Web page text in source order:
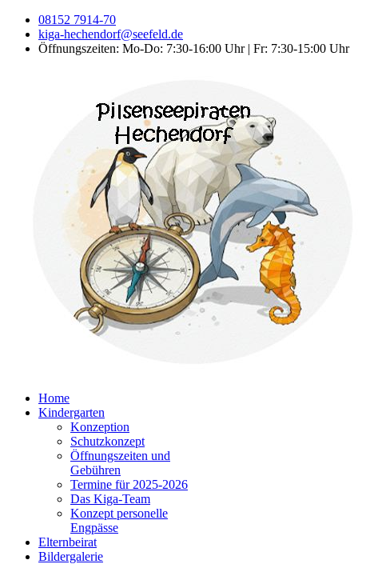
08152 7914-70
kiga-hechendorf@seefeld.de
Öffnungszeiten: Mo-Do: 7:30-16:00 Uhr | Fr: 7:30-15:00 Uhr
Home
Kindergarten
Konzeption
Schutzkonzept
Öffnungszeiten und
Gebühren
Termine für 2025-2026
Das Kiga-Team
Konzept personelle
Engpässe
Elternbeirat
Bildergalerie